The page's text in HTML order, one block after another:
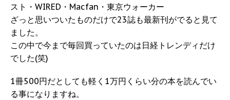
スト・WIRED・Macfan・東京ウォーカー
ざっと思いついたものだけで23誌も最新刊がでると見て
ました。
この中で今まで毎回買っていたのは日経トレンディだけ
でした(笑)
1冊500円だとしても軽く1万円くらい分の本を読んでい
る事になりますね。